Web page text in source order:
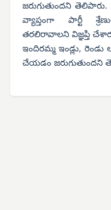
జరుగుతుందని
వ్యాప్తంగా పార్టీ
తరలిరావాలని విజ్ఞప్తి
ఇందిరమ్మ ఇండ్లు, రెండు
చేయడం జరుగుతుందని